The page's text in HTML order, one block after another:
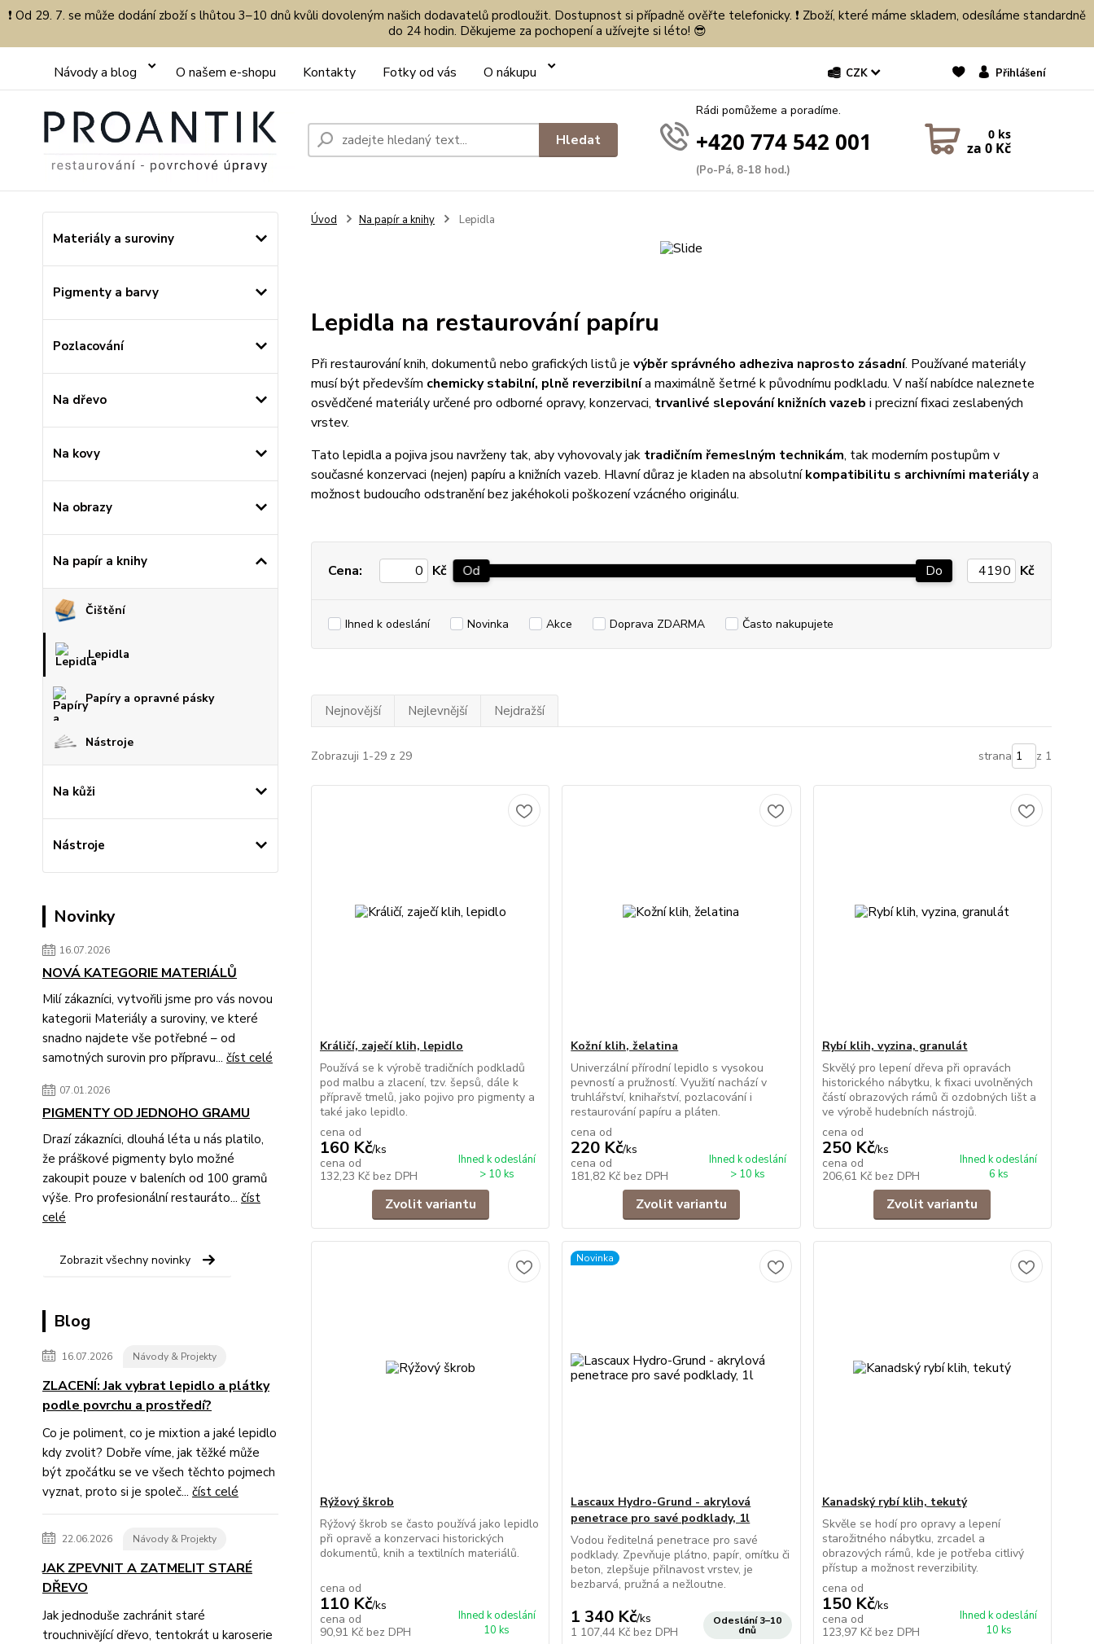
❗ Od 29. 7. se může dodání zboží s lhůtou 3–10 dnů kvůli dovoleným našich dodavatelů prodloužit. Dostupnost si případně ověřte telefonicky. ❗ Zboží, které máme skladem, odesíláme standardně
do 24 hodin. Děkujeme za pochopení a užívejte si léto! 😎
Návody a blog O našem e-shopu Kontakty Fotky od vás O nákupu CZK Přihlášení
Hledat
Rádi pomůžeme a poradíme.
+420 774 542 001
(Po-Pá, 8-18 hod.)
0 ks
za 0 Kč
Materiály a suroviny
Pigmenty a barvy
Pozlacování
Na dřevo
Na kovy
Na obrazy
Na papír a knihy
Čištění
Lepidla
Papíry a opravné pásky
Nástroje
Na kůži
Nástroje
Novinky
16.07.2026
NOVÁ KATEGORIE MATERIÁLŮ
Milí zákazníci, vytvořili jsme pro vás novou
kategorii Materiály a suroviny, ve které
snadno najdete vše potřebné – od
samotných surovin pro přípravu... číst celé
07.01.2026
PIGMENTY OD JEDNOHO GRAMU
Drazí zákazníci, dlouhá léta u nás platilo,
že práškové pigmenty bylo možné
zakoupit pouze v baleních od 100 gramů
výše. Pro profesionální restauráto... číst
celé
Zobrazit všechny novinky
Blog
16.07.2026 Návody & Projekty
ZLACENÍ: Jak vybrat lepidlo a plátky
podle povrchu a prostředí?
Co je poliment, co je mixtion a jaké lepidlo
kdy zvolit? Dobře víme, jak těžké může
být zpočátku se ve všech těchto pojmech
vyznat, proto si je společ... číst celé
22.06.2026 Návody & Projekty
JAK ZPEVNIT A ZATMELIT STARÉ
DŘEVO
Jak jednoduše zachránit staré
trouchnivějící dřevo, tentokrát u karoserie
Úvod Na papír a knihy Lepidla
Lepidla na restaurování papíru
Při restaurování knih, dokumentů nebo grafických listů je výběr správného adheziva naprosto zásadní. Používané materiály
musí být především chemicky stabilní, plně reverzibilnía maximálně šetrné k původnímu podkladu. V naší nabídce naleznete
osvědčené materiály určené pro odborné opravy, konzervaci, trvanlivé slepování knižních vazeb i precizní fixaci zeslabených
vrstev.
Tato lepidla a pojiva jsou navrženy tak, aby vyhovovaly jak tradičním řemeslným technikám, tak moderním postupům v
současné konzervaci (nejen) papíru a knižních vazeb. Hlavní důraz je kladen na absolutníkompatibilitu s archivními materiálya
možnost budoucího odstranění bez jakéhokoli poškození vzácného originálu.
Cena: Kč Od Do Kč
Ihned k odeslání Novinka Akce Doprava ZDARMA Často nakupujete
Nejnovější Nejlevnější Nejdražší
Zobrazuji 1-29 z 29 strana z 1
Králičí, zaječí klih, lepidlo
Používá se k výrobě tradičních podkladů
pod malbu a zlacení, tzv. šepsů, dále k
přípravě tmelů, jako pojivo pro pigmenty a
také jako lepidlo.
cena od
160 Kč/ks
cena od
132,23 Kč bez DPH
Ihned k odeslání
> 10 ks
Zvolit variantu
Kožní klih, želatina
Univerzální přírodní lepidlo s vysokou
pevností a pružností. Využití nachází v
truhlářství, knihařství, pozlacování i
restaurování papíru a pláten.
cena od
220 Kč/ks
cena od
181,82 Kč bez DPH
Ihned k odeslání
> 10 ks
Zvolit variantu
Rybí klih, vyzina, granulát
Skvělý pro lepení dřeva při opravách
historického nábytku, k fixaci uvolněných
částí obrazových rámů či ozdobných lišt a
ve výrobě hudebních nástrojů.
cena od
250 Kč/ks
cena od
206,61 Kč bez DPH
Ihned k odeslání
6 ks
Zvolit variantu
Rýžový škrob
Rýžový škrob se často používá jako lepidlo
při opravě a konzervaci historických
dokumentů, knih a textilních materiálů.
cena od
110 Kč/ks
cena od
90,91 Kč bez DPH
Ihned k odeslání
10 ks
Novinka
Lascaux Hydro-Grund - akrylová
penetrace pro savé podklady, 1l
Vodou ředitelná penetrace pro savé
podklady. Zpevňuje plátno, papír, omítku či
beton, zlepšuje přilnavost vrstev, je
bezbarvá, pružná a nežloutne.
1 340 Kč/ks
1 107,44 Kč bez DPH
Odeslání 3–10
dnů
Kanadský rybí klih, tekutý
Skvěle se hodí pro opravy a lepení
starožitného nábytku, zrcadel a
obrazových rámů, kde je potřeba citlivý
přístup a možnost reverzibility.
cena od
150 Kč/ks
cena od
123,97 Kč bez DPH
Ihned k odeslání
10 ks